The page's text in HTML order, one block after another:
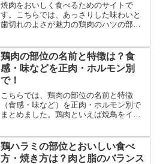
焼肉をおいしく食べるためのサイトで
す。こちらでは、あっさりした味わいと
歯切れのよさが魅力の鶏肉のハツの部位
のことまで鶏ハツのあらゆる情報を紹
介・解説しています。
鶏肉の部位の名前と特徴は？食
感・味などを正肉・ホルモン別
で！
こちらでは、鶏肉の部位の名前と特徴
（食感・味など）を正肉・ホルモン別で
まとめました。鶏肉といえば焼鳥をイメ
多いです。部位の名前と特徴を知れば味
わいもまた変わってくるでしょう。
鶏ハラミの部位とおいしい食べ
方・焼き方は？肉と脂のバランス